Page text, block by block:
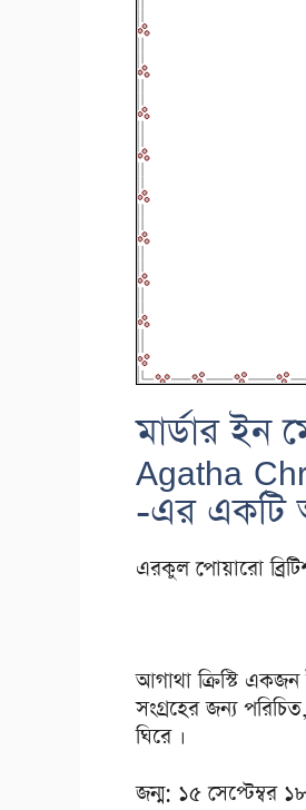
মার্ডার ইন
Agatha
-এর একটি
এরকুল পোয়ারো
আগাথা ক্রিস্টি
সংগ্রহের জন্য
ঘিরে ।
জন্ম: ১৫ সেপ্টেম্বর